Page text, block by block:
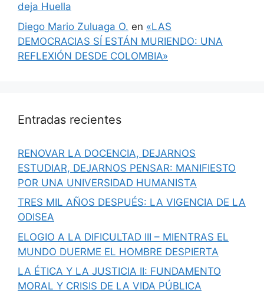
deja Huella
Diego Mario Zuluaga O. en «LAS
DEMOCRACIAS SÍ ESTÁN MURIENDO: UNA
REFLEXIÓN DESDE COLOMBIA»
Entradas recientes
RENOVAR LA DOCENCIA, DEJARNOS
ESTUDIAR, DEJARNOS PENSAR: MANIFIESTO
POR UNA UNIVERSIDAD HUMANISTA
TRES MIL AÑOS DESPUÉS: LA VIGENCIA DE LA
ODISEA
ELOGIO A LA DIFICULTAD III – MIENTRAS EL
MUNDO DUERME EL HOMBRE DESPIERTA
LA ÉTICA Y LA JUSTICIA II: FUNDAMENTO
MORAL Y CRISIS DE LA VIDA PÚBLICA